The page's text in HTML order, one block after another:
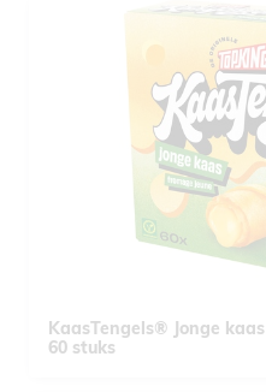
KaasTengels® Jonge kaas
60 stuks